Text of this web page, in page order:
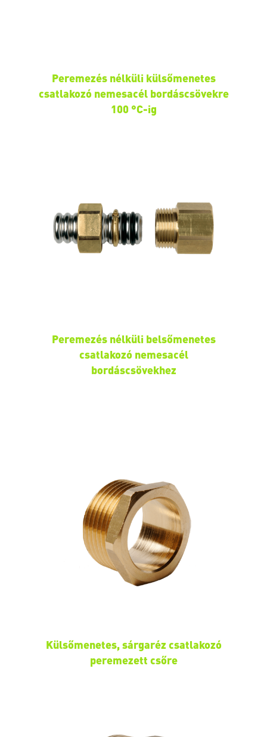
Peremezés nélküli külsőmenetes
csatlakozó nemesacél bordáscsövekre
100 °C-ig
Peremezés nélküli belsőmenetes
csatlakozó nemesacél
bordáscsövekhez
Külsőmenetes, sárgaréz csatlakozó
peremezett csőre